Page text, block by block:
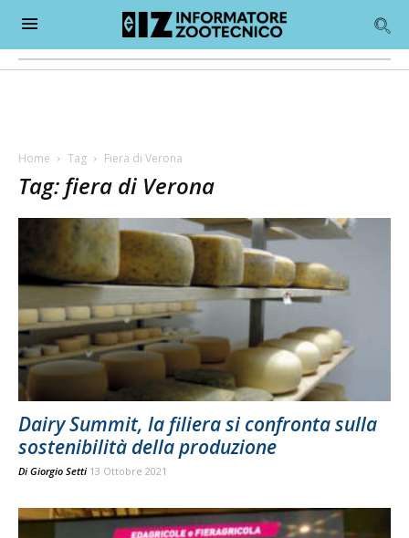
Home Tag Fiera di Verona
Tag: fiera di Verona
Dairy Summit, la filiera si confronta sulla
sostenibilità della produzione
Di Giorgio Setti 13 Ottobre 2021